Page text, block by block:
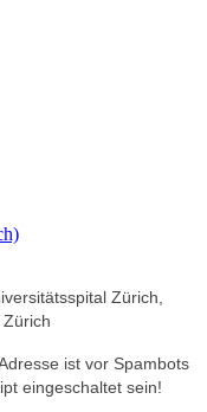
Zürich,
ist vor Spambots
eingeschaltet sein!